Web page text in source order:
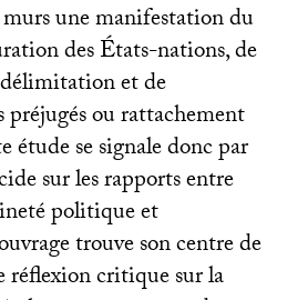
murs une manifestation du
des États-nations, de
et de
ou rattachement
étude se signale donc par
sur les rapports entre
politique et
trouve son centre de
réflexion critique sur la